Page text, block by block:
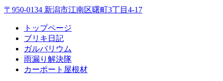
〒950-0134 新潟市江南区曙町3丁目4-17
トップページ
ブリキ日記
ガルバリウム
雨漏り解決隊
カーポート屋根材